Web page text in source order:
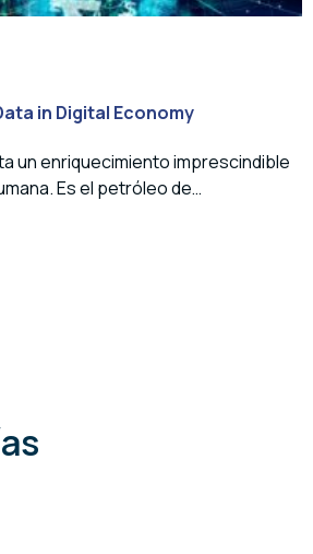
in Digital Economy
un enriquecimiento imprescindible
Es el petróleo de…